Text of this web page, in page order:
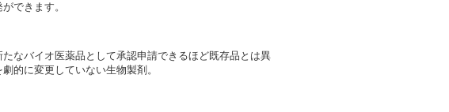
できます。
なバイオ医薬品として承認申請できるほど既存品とは異
的に変更していない生物製剤。